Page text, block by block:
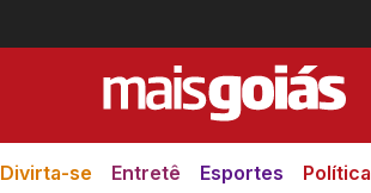
Divirta-se Entretê Esportes Política